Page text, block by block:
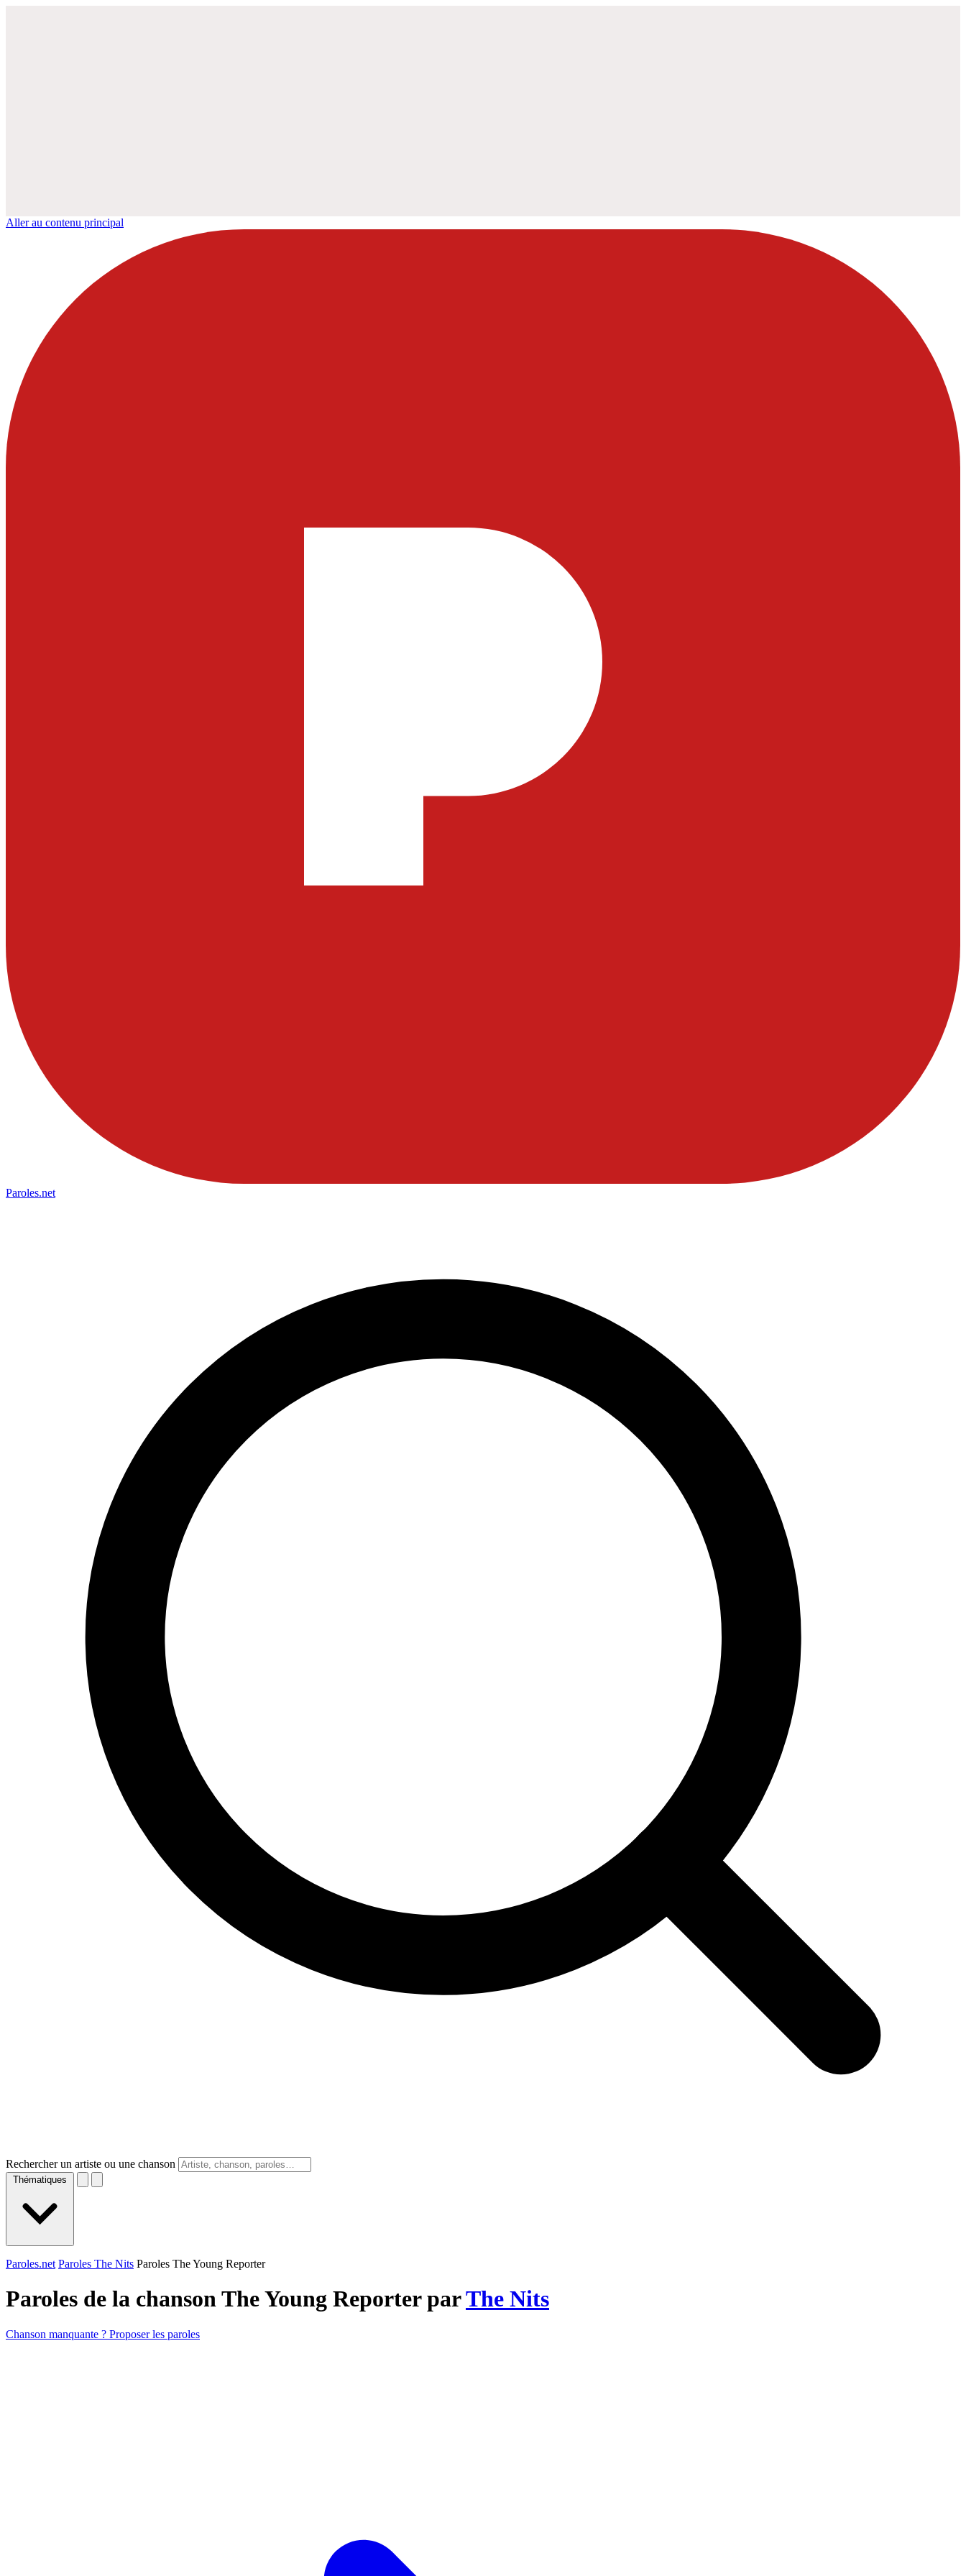
Aller au contenu principal
Paroles.net
Rechercher un artiste ou une chanson
Thématiques
Paroles.net Paroles The Nits Paroles The Young Reporter
Paroles de la chanson The Young Reporter parThe Nits
Chanson manquante ? Proposer les paroles